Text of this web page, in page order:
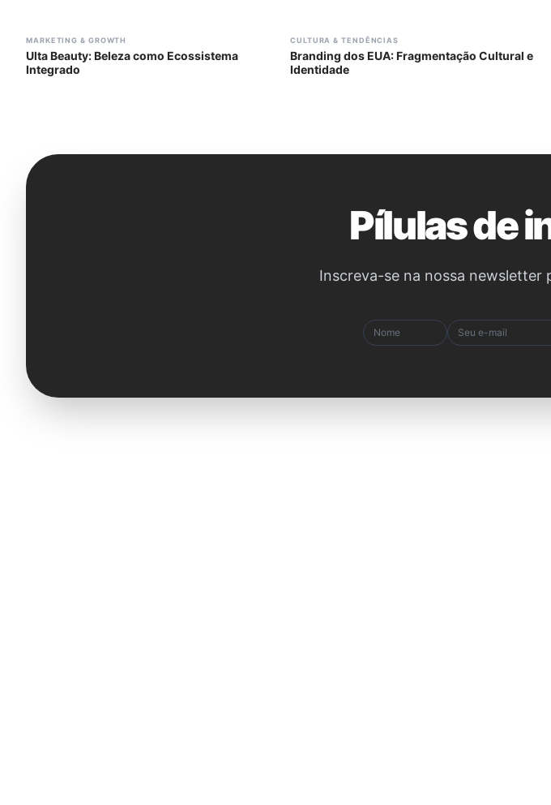
#302
MARKETING & GROWTH
Ulta Beauty: Beleza como Ecossistema
Integrado
#303
CULTURA & TENDÊNCIAS
Branding dos EUA: Fragmentação Cultural e
Identidade
Pílulas de
Inscreva-se na nossa newsletter